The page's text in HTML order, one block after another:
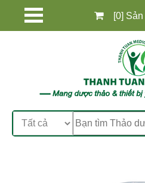
[0]